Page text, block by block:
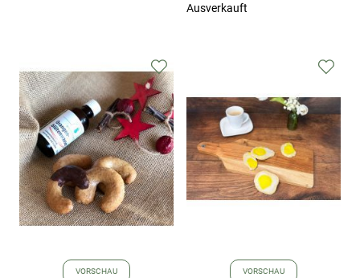
Ausverkauft
VORSCHAU
Zur
Wunschliste
hinzufügen
VORSCHAU
Zur